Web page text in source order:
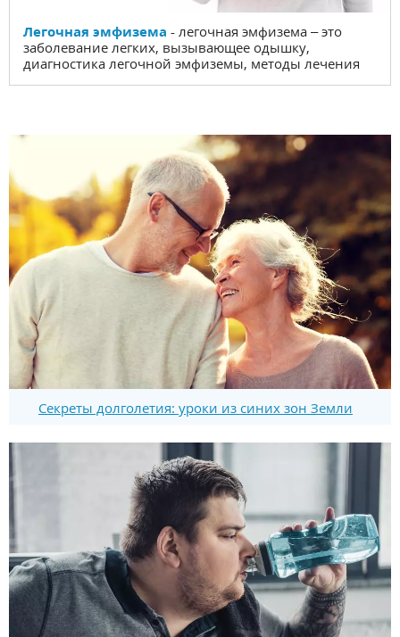
Легочная эмфизема - легочная эмфизема – это
заболевание легких, вызывающее одышку,
диагностика легочной эмфиземы, методы лечения
Секреты долголетия: уроки из синих зон Земли